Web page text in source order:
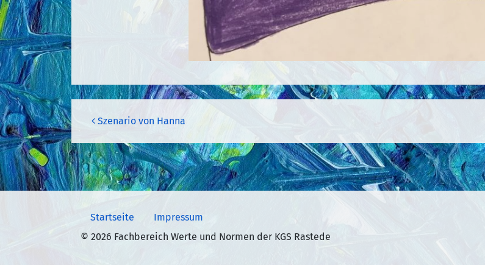
Beitragsnavigation
Szenario von Hanna
Startseite
Impressum
© 2026 Fachbereich Werte und Normen der KGS Rastede